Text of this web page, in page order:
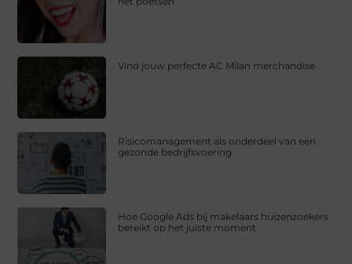
Vind jouw perfecte AC Milan merchandise
Risicomanagement als onderdeel van een
gezonde bedrijfsvoering
Hoe Google Ads bij makelaars huizenzoekers
bereikt op het juiste moment